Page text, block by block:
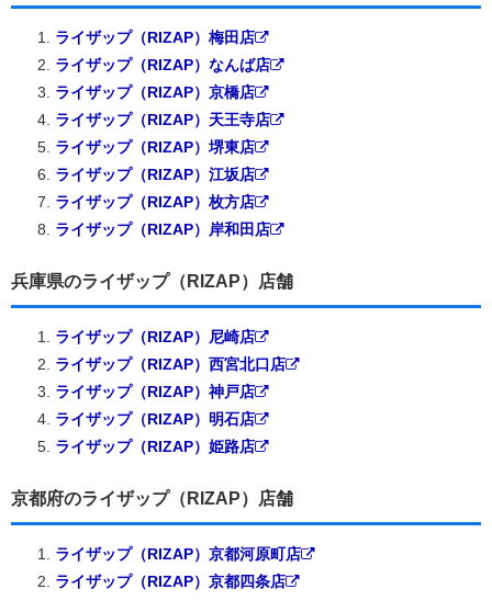
ライザップ（RIZAP）梅田店
ライザップ（RIZAP）なんば店
ライザップ（RIZAP）京橋店
ライザップ（RIZAP）天王寺店
ライザップ（RIZAP）堺東店
ライザップ（RIZAP）江坂店
ライザップ（RIZAP）枚方店
ライザップ（RIZAP）岸和田店
兵庫県のライザップ（RIZAP）店舗
ライザップ（RIZAP）尼崎店
ライザップ（RIZAP）西宮北口店
ライザップ（RIZAP）神戸店
ライザップ（RIZAP）明石店
ライザップ（RIZAP）姫路店
京都府のライザップ（RIZAP）店舗
ライザップ（RIZAP）京都河原町店
ライザップ（RIZAP）京都四条店